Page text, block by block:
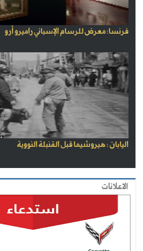
فرنسا: معرض للرسام الإسباني راميرو أرو
اليابان : هيروشيما قبل القنبلة النووية
الاعلانات